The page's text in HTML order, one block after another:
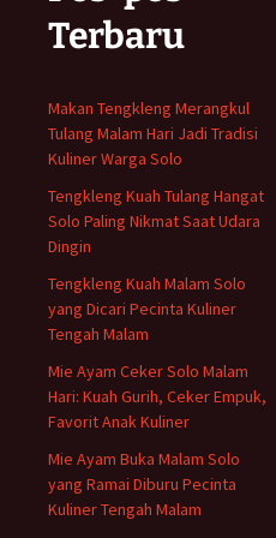
Terbaru
Makan Tengkleng Merangkul
Tulang Malam Hari Jadi Tradisi
Kuliner Warga Solo
Tengkleng Kuah Tulang Hangat
Solo Paling Nikmat Saat Udara
Dingin
Tengkleng Kuah Malam Solo
yang Dicari Pecinta Kuliner
Tengah Malam
Mie Ayam Ceker Solo Malam
Hari: Kuah Gurih, Ceker Empuk,
Favorit Anak Kuliner
Mie Ayam Buka Malam Solo
yang Ramai Diburu Pecinta
Kuliner Tengah Malam